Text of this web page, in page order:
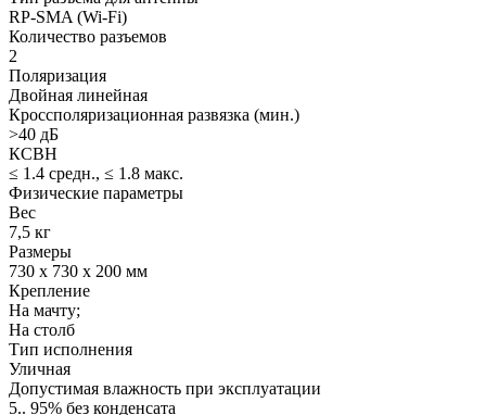
RP-SMA (Wi-Fi)
Количество разъемов
2
Поляризация
Двойная линейная
Кроссполяризационная развязка (мин.)
>40 дБ
КСВН
≤ 1.4 средн., ≤ 1.8 макс.
Физические параметры
Вес
7,5 кг
Размеры
730 x 730 x 200 мм
Крепление
На мачту;
На столб
Тип исполнения
Уличная
Допустимая влажность при эксплуатации
5.. 95% без конденсата